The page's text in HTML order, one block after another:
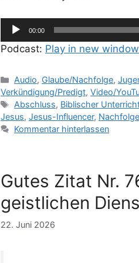
Audio-
Player
00:00
Podcast: Play in new window
Kategorien
Audio, Glaube/Nachfolge,
Verkündigung/Predigt, Video/
Schlagwörter
Abschluss, Biblischer
Jesus, Jesus-Influencer, Nachfolge
Kommentar hinterlassen
Gutes Zitat Nr.
geistlichen
22. Juni 2026